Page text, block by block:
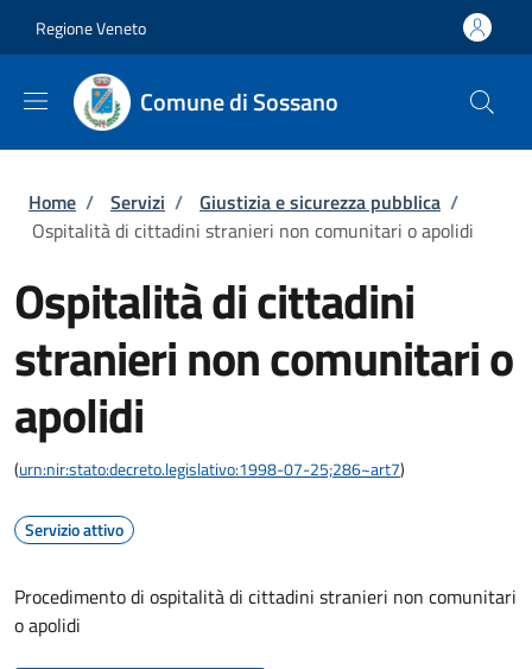
Regione Veneto
Comune di Sossano
Briciole di pane
Home / Servizi / Giustizia e sicurezza pubblica /
Ospitalità di cittadini stranieri non comunitari o apolidi
Ospitalità di cittadini
stranieri non comunitari o
apolidi
(urn:nir:stato:decreto.legislativo:1998-07-25;286~art7)
Servizio attivo
Procedimento di ospitalità di cittadini stranieri non comunitari
o apolidi